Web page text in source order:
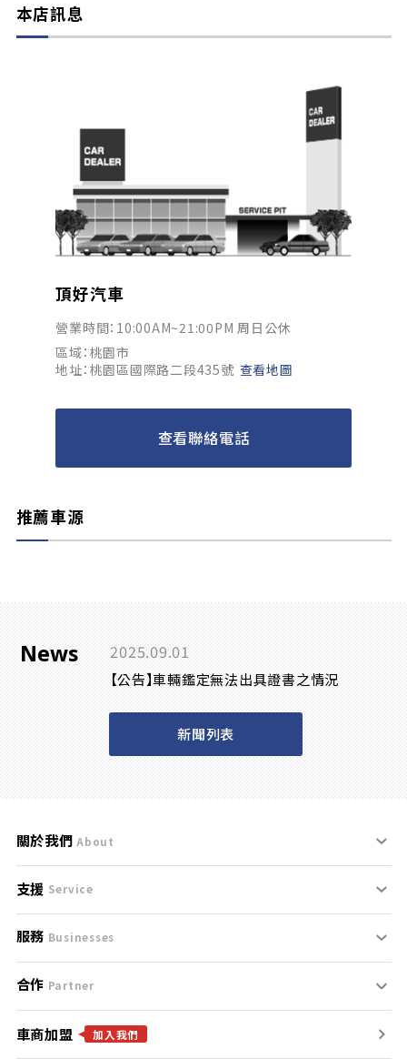
本店訊息
頂好汽車
營業時間：10:00AM~21:00PM 周日公休
區域：桃園市
地址：桃園區國際路二段435號 查看地圖
查看聯絡電話
推薦車源
News 2025.09.01
【公告】車輛鑑定無法出具證書之情況
新聞列表
關於我們 About
刊登規範
服務條款
免責聲明
隱私權政策
支援 Service
支援中心
聯絡我們
服務 Businesses
什麼是Goo鑑定？
找好車
合作 Partner
合作夥伴
車商加盟 加入我們